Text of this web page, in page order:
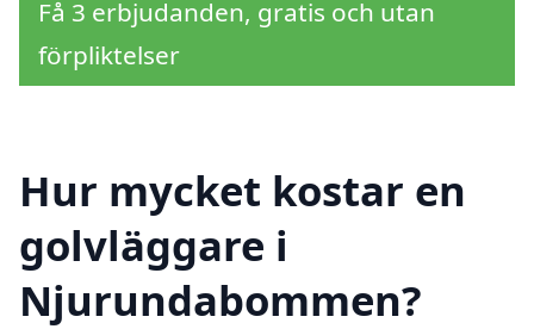
Få 3 erbjudanden, gratis och utan
förpliktelser
Hur mycket kostar en
golvläggare i
Njurundabommen?